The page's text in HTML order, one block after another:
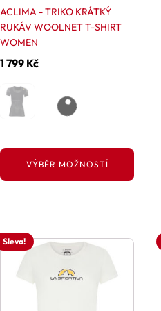
ACLIMA - TRIKO KRÁTKÝ
RUKÁV WOOLNET T-SHIRT
WOMEN
1 799 Kč
VÝBĚR MOŽNOSTÍ
produktu
Sleva!
Tento
produkt